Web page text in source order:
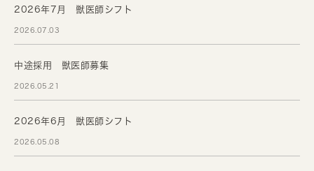
2026年7月 獣医師シフト
2026.07.03
中途採用 獣医師募集
2026.05.21
2026年6月 獣医師シフト
2026.05.08